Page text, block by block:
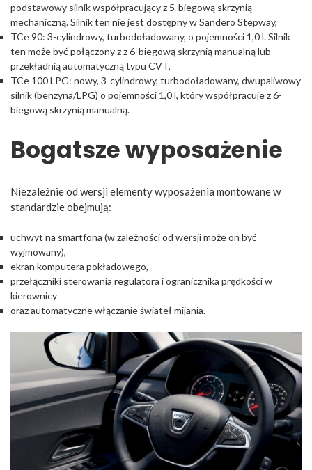
podstawowy silnik współpracujący z 5-biegową skrzynią
mechaniczną. Silnik ten nie jest dostępny w Sandero Stepway,
TCe 90: 3-cylindrowy, turbodoładowany, o pojemności 1,0 l. Silnik
ten może być połączony z z 6-biegową skrzynią manualną lub
przekładnią automatyczną typu CVT,
TCe 100 LPG: nowy, 3-cylindrowy, turbodoładowany, dwupaliwowy
silnik (benzyna/LPG) o pojemności 1,0 l, który współpracuje z 6-
biegową skrzynią manualną.
Bogatsze wyposażenie
Niezależnie od wersji elementy wyposażenia montowane w
standardzie obejmują:
uchwyt na smartfona (w zależności od wersji może on być
wyjmowany),
ekran komputera pokładowego,
przełączniki sterowania regulatora i ogranicznika prędkości w
kierownicy
oraz automatyczne włączanie świateł mijania.